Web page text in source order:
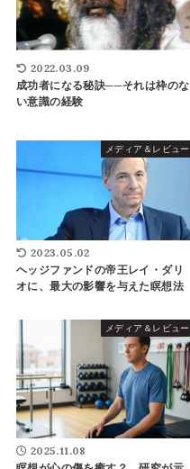
2022.03.09
成功者になる秘訣──それは枠のな
い意識の経験
メディア＆レビュー
2023.05.02
ヘッジファンドの帝王レイ・ダリ
オに、最大の影響を与えた瞑想法
メディア＆レビュー
2025.11.08